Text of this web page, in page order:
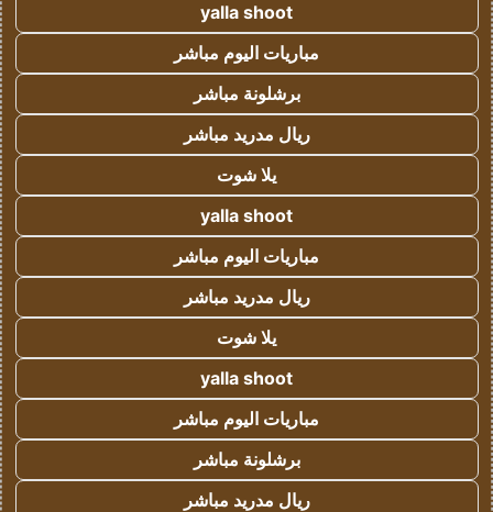
yalla shoot
مباريات اليوم مباشر
برشلونة مباشر
ريال مدريد مباشر
يلا شوت
yalla shoot
مباريات اليوم مباشر
ريال مدريد مباشر
يلا شوت
yalla shoot
مباريات اليوم مباشر
برشلونة مباشر
ريال مدريد مباشر